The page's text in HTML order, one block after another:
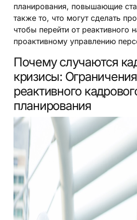
планирования, повышающие
также то, что могут сделать
чтобы перейти от реактивного
проактивному управлению
Почему случаются
кризисы: Ограничения
реактивного
планирования